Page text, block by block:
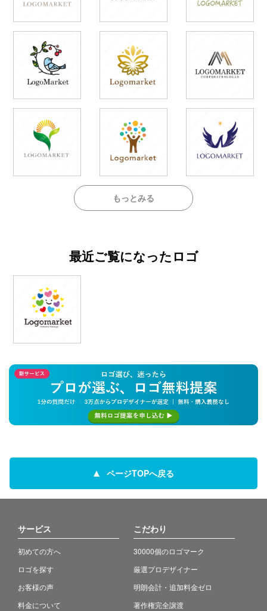
もっとみる
最近ご覧になったロゴ
ページTOPへ戻る
サービス
初めての方へ
ロゴを探す
お客様の声
料金について
こだわり
30000個のロゴマーク
厳選プロデザイナー
明朗会計・追加料金ゼロ
著作権完全譲渡